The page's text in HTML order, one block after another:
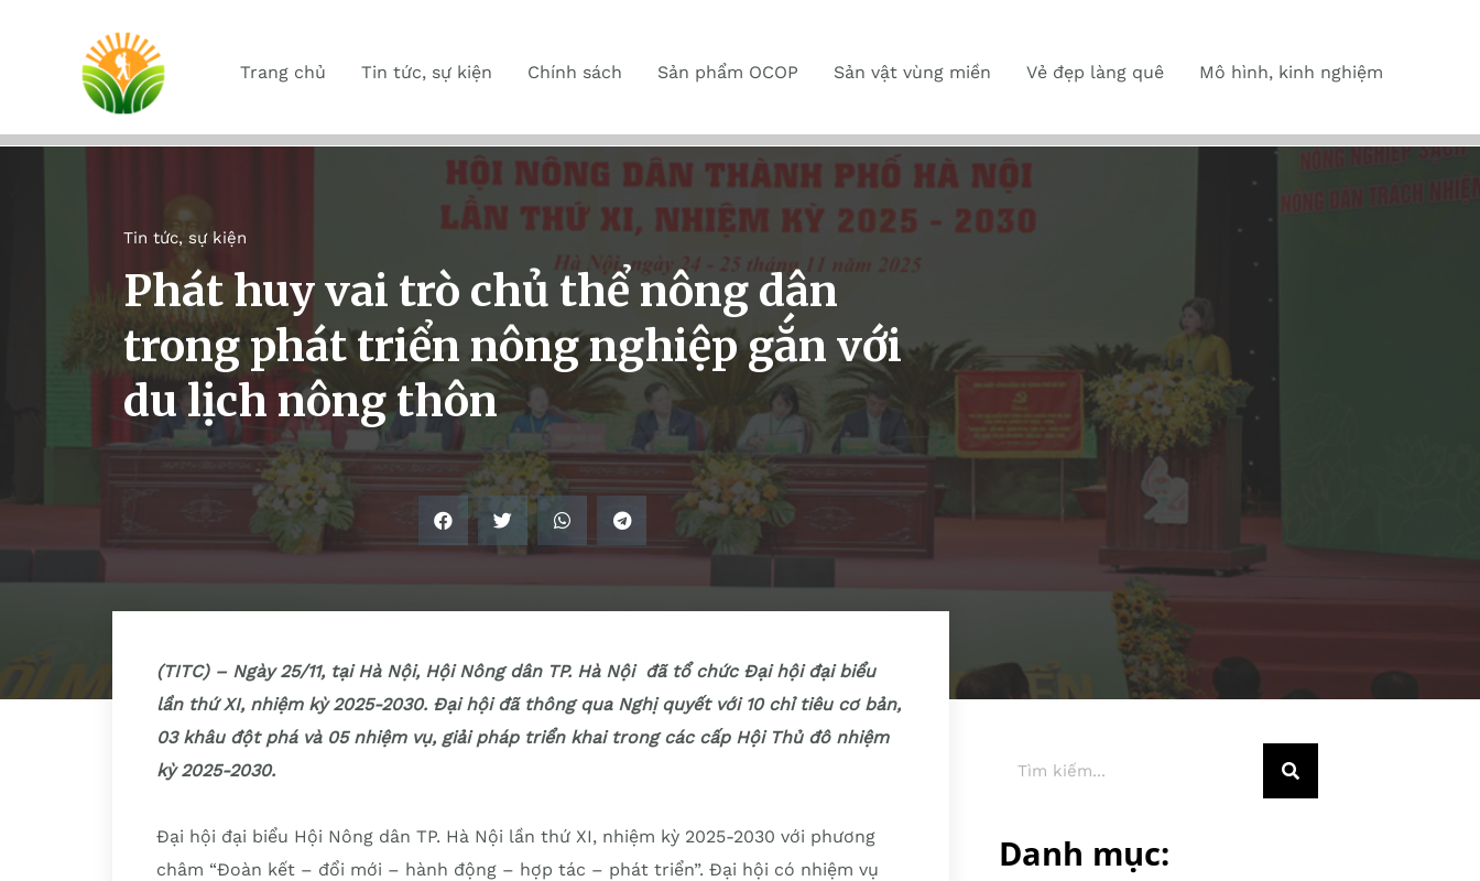
Trang chủ Tin tức, sự kiện Chính sách Sản phẩm OCOP Sản vật vùng miền Vẻ đẹp làng quê Mô hình, kinh nghiệm
Tin tức, sự kiện
Phát huy vai trò chủ thể nông dân
trong phát triển nông nghiệp gắn với
du lịch nông thôn
(TITC) – Ngày 25/11, tại Hà Nội, Hội Nông dân TP. Hà Nội đã tổ chức Đại hội đại biểu
lần thứ XI, nhiệm kỳ 2025-2030. Đại hội đã thông qua Nghị quyết với 10 chỉ tiêu cơ bản,
03 khâu đột phá và 05 nhiệm vụ, giải pháp triển khai trong các cấp Hội Thủ đô nhiệm
kỳ 2025-2030.
Đại hội đại biểu Hội Nông dân TP. Hà Nội lần thứ XI, nhiệm kỳ 2025-2030 với phương
châm “Đoàn kết – đổi mới – hành động – hợp tác – phát triển”. Đại hội có nhiệm vụ
Danh mục: